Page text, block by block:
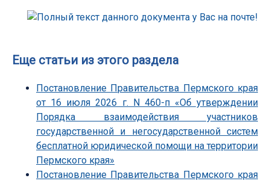
Еще статьи из этого раздела
Постановление Правительства Пермского края
от 16 июля 2026 г. N 460-п «Об утверждении
Порядка взаимодействия участников
государственной и негосударственной систем
бесплатной юридической помощи на территории
Пермского края»
Постановление Правительства Пермского края